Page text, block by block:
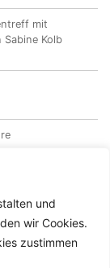
und
wir Cookies.
zustimmen
mit
Sabine Kolb